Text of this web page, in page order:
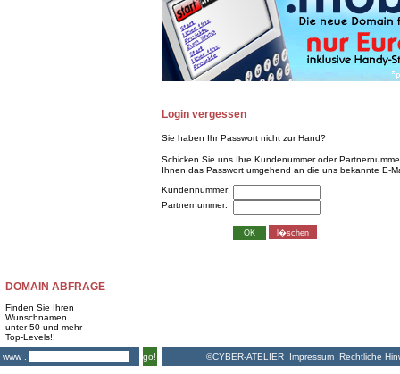
DOMAIN ABFRAGE
Finden Sie Ihren
Wunschnamen
unter 50 und mehr
Top-Levels!!
www .
go!
Login vergessen
Sie haben Ihr Passwort nicht zur Hand?
Schicken Sie uns Ihre Kundenummer oder
Ihnen das Passwort umgehend an die uns bekannte E-
Kundennummer:
Partnernummer:
©CYBER-ATELIER Impressum Rechtliche